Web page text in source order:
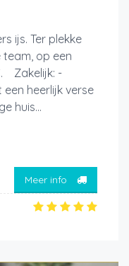
ijs. Ter plekke
op een
Zakelijk: -
heerlijk verse
huis...
Meer info